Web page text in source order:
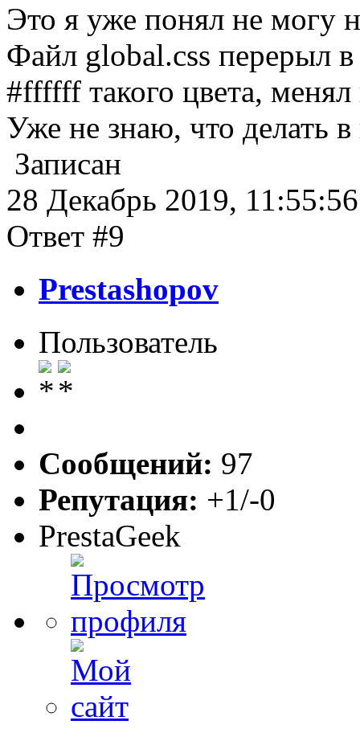
Это я уже понял не могу
Файл global.css перерыл
#ffffff такого цвета, менял
Уже не знаю, что делать
Записан
28 Декабрь 2019, 11:55:56
Ответ #9
Prestashopov
Пользователь
Сообщений: 97
Репутация: +1/-0
PrestaGeek